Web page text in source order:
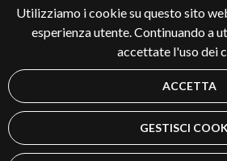
Utilizziamo i cookie su questo sito
esperienza utente. Continuando a
accettate l'uso dei
ACCETTA
GESTISCI